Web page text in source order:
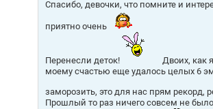
Спасибо, девочки, что помните и
приятно очень
Перенесли деток!
Двоих, как
моему счастью еще удалось целых 6
заморозить, это для нас прям рекорд,
Прошлый то раз ничего совсем не